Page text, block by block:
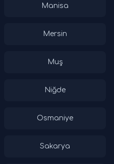
Manisa
Mersin
Muş
Niğde
Osmaniye
Sakarya